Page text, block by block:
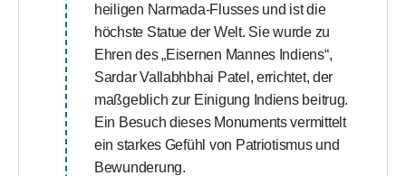
heiligen Narmada-Flusses und ist die
höchste Statue der Welt. Sie wurde zu
Ehren des „Eisernen Mannes Indiens“,
Sardar Vallabhbhai Patel, errichtet, der
maßgeblich zur Einigung Indiens beitrug.
Ein Besuch dieses Monuments vermittelt
ein starkes Gefühl von Patriotismus und
Bewunderung.